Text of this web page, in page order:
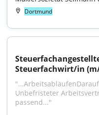
Dortmund
Steuerfachwirt/in
Unbefristeter
passend..."